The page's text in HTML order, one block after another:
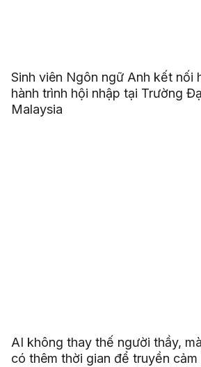
Sinh viên Ngôn ngữ Anh kết nối
hành trình hội nhập tại Trường
Malaysia
AI không thay thế người thầy,
có thêm thời gian để truyền cảm